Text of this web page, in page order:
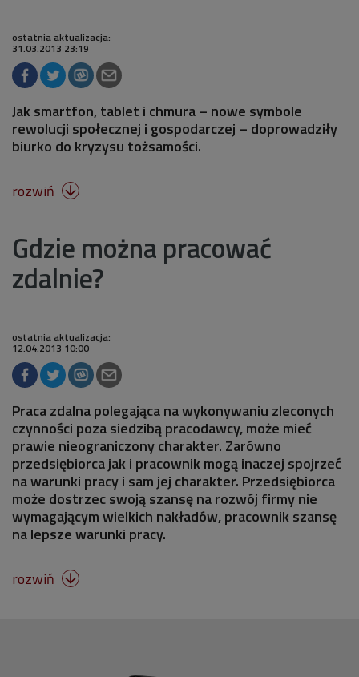
ostatnia aktualizacja:
31.03.2013 23:19
Jak smartfon, tablet i chmura – nowe symbole
rewolucji społecznej i gospodarczej – doprowadziły
biurko do kryzysu tożsamości.
rozwiń 
Gdzie można pracować
zdalnie?
ostatnia aktualizacja:
12.04.2013 10:00
Praca zdalna polegająca na wykonywaniu zleconych
czynności poza siedzibą pracodawcy, może mieć
prawie nieograniczony charakter. Zarówno
przedsiębiorca jak i pracownik mogą inaczej spojrzeć
na warunki pracy i sam jej charakter. Przedsiębiorca
może dostrzec swoją szansę na rozwój firmy nie
wymagającym wielkich nakładów, pracownik szansę
na lepsze warunki pracy.
rozwiń 